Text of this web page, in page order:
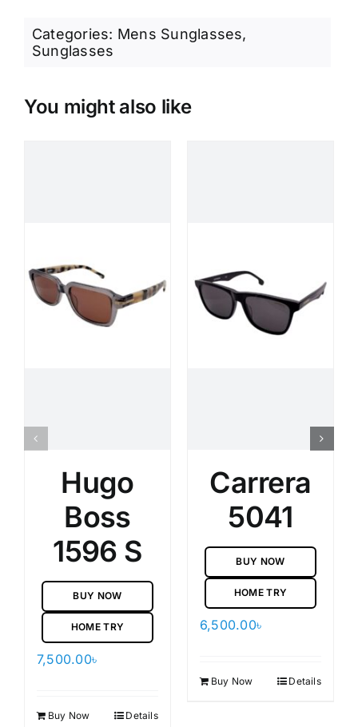
Categories: Mens Sunglasses,
Sunglasses
You might also like
Hugo
Boss
1596 S
BUY NOW
HOME TRY
7,500.00৳
Buy Now Details
Carrera
5041
BUY NOW
HOME TRY
6,500.00৳
Buy Now Details